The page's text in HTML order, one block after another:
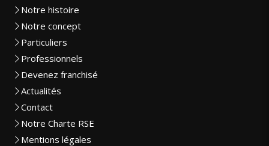
Notre histoire
Notre concept
Particuliers
Professionnels
Devenez franchisé
Actualités
Contact
Notre Charte RSE
Mentions légales